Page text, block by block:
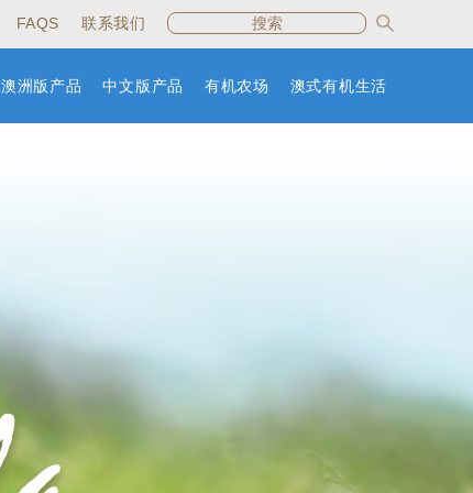
FAQS 联系我们
澳洲版产品 中文版产品 有机农场 澳式有机生活